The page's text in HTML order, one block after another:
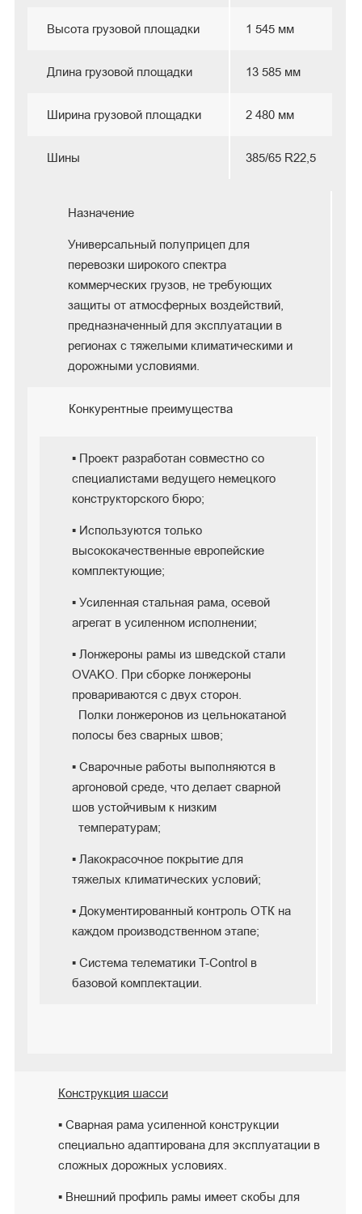
Высота грузовой площадки 1 545 мм
Длина грузовой площадки 13 585 мм
Ширина грузовой площадки 2 480 мм
Шины 385/65 R22,5
Назначение
Универсальный полуприцеп для
перевозки широкого спектра
коммерческих грузов, не требующих
защиты от атмосферных воздействий,
предназначенный для эксплуатации в
регионах с тяжелыми климатическими и
дорожными условиями.
Конкурентные преимущества
▪ Проект разработан совместно со
специалистами ведущего немецкого
конструкторского бюро;
▪ Используются только
высококачественные европейские
комплектующие;
▪ Усиленная стальная рама, осевой
агрегат в усиленном исполнении;
▪ Лонжероны рамы из шведской стали
OVAKO. При сборке лонжероны
провариваются с двух сторон.
Полки лонжеронов из цельнокатаной
полосы без сварных швов;
▪ Сварочные работы выполняются в
аргоновой среде, что делает сварной
шов устойчивым к низким
температурам;
▪ Лакокрасочное покрытие для
тяжелых климатических условий;
▪ Документированный контроль ОТК на
каждом производственном этапе;
▪ Система телематики T-Control в
базовой комплектации.
Конструкция шасси
▪ Сварная рама усиленной конструкции
специально адаптирована для эксплуатации в
сложных дорожных условиях.
▪ Внешний профиль рамы имеет скобы для